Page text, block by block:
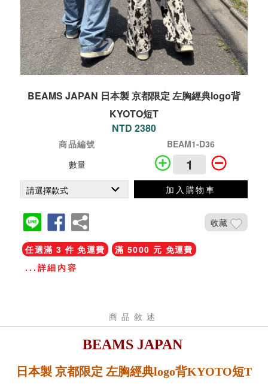
BEAMS JAPAN 日本製 京都限定 左胸經典logo背
KYOTO短T
NTD 2380
商品編號
BEAM1-D36
數量
加入購物車
收藏
任選滿 3 件 免運費
滿 5000 元 免運費
...詳細內容
商品敘述